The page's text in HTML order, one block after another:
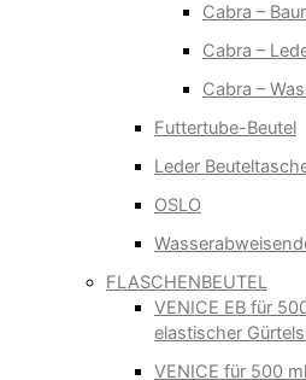
Cabra –
Cabra –
Cabra –
Futtertube-Beutel
Leder
OSLO
FLASCHENBEUTEL
VENICE EB für
elastischer
VENICE für 500